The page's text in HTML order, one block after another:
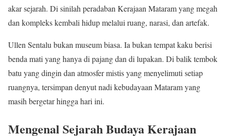
akar sejarah. Di sinilah peradaban Kerajaan Mataram yang megah
dan kompleks kembali hidup melalui ruang, narasi, dan artefak.
Ullen Sentalu bukan museum biasa. Ia bukan tempat kaku berisi
benda mati yang hanya di pajang dan di lupakan. Di balik tembok
batu yang dingin dan atmosfer mistis yang menyelimuti setiap
ruangnya, tersimpan denyut nadi kebudayaan Mataram yang
masih bergetar hingga hari ini.
Mengenal Sejarah Budaya Kerajaan